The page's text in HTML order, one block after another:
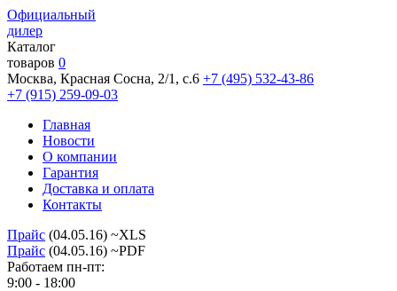
Официальный
дилер
Каталог
товаров 0
Москва, Красная Сосна, 2/1, с.6 +7 (495) 532-43-86
+7 (915) 259-09-03
Главная
Новости
О компании
Гарантия
Доставка и оплата
Контакты
Прайс (04.05.16) ~XLS
Прайс (04.05.16) ~PDF
Работаем пн-пт:
9:00 - 18:00